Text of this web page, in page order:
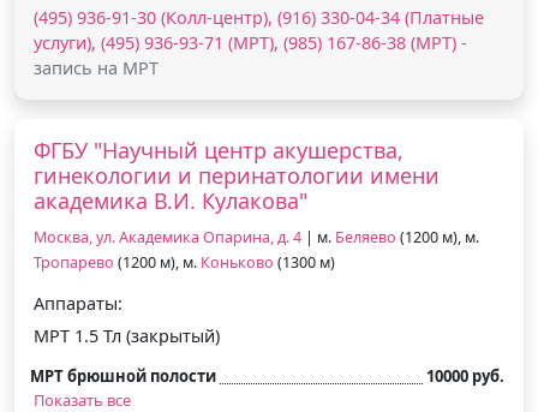
(495) 936-91-30 (Колл-центр), (916) 330-04-34 (Платные
услуги), (495) 936-93-71 (МРТ), (985) 167-86-38 (МРТ) -
запись на МРТ
ФГБУ "Научный центр акушерства,
гинекологии и перинатологии имени
академика В.И. Кулакова"
Москва, ул. Академика Опарина, д. 4 | м. Беляево (1200 м), м.
Тропарево (1200 м), м. Коньково (1300 м)
Аппараты:
МРТ 1.5 Тл (закрытый)
МРТ брюшной полости
10000 руб.
Показать все